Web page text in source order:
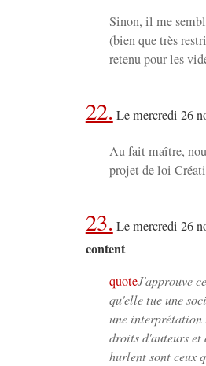
Sinon, il me
(bien que très
retenu pour les
22. Le mercredi 26
Au fait maître,
projet de loi
23. Le mercredi 26
content
quoteJ'approuve
qu'elle tue une
une interprétation
droits d'auteurs et
hurlent sont ceux